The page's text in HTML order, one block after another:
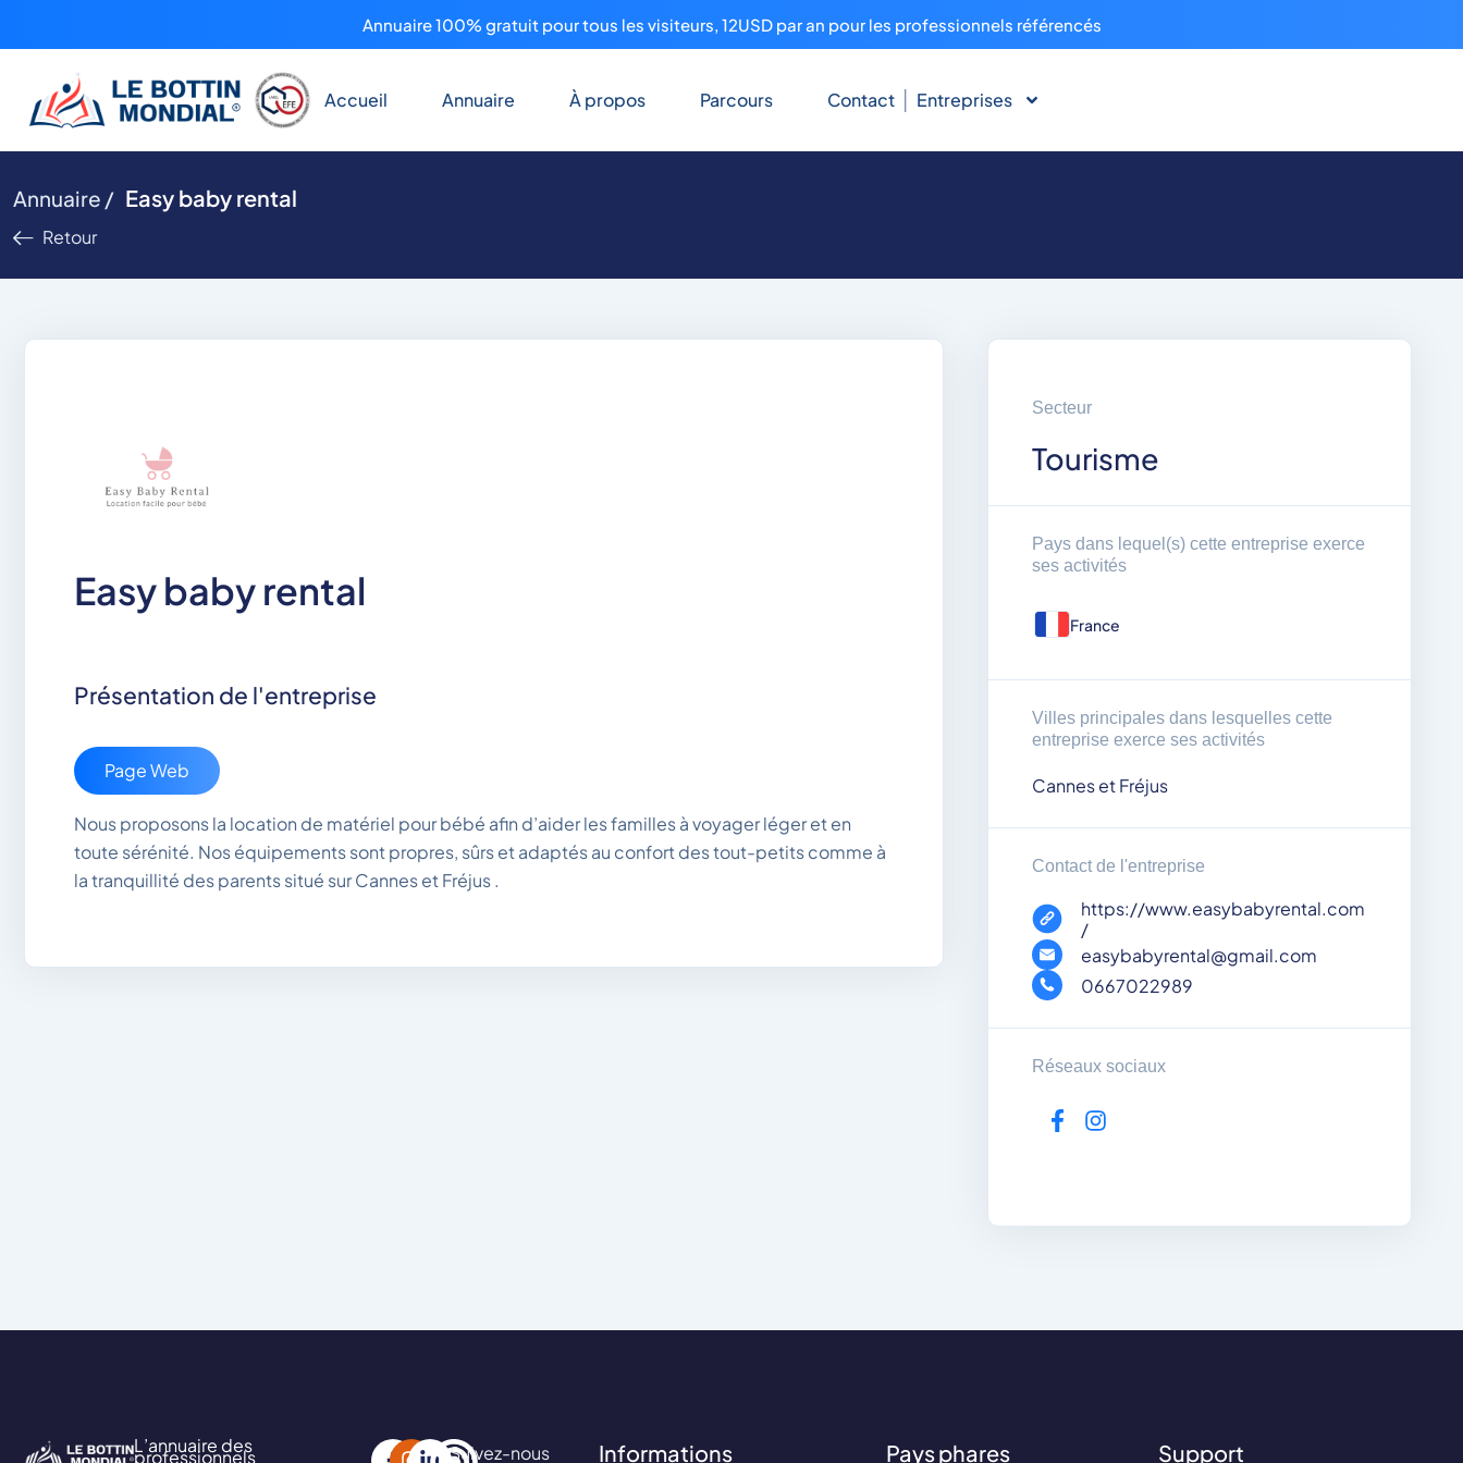
Annuaire 100% gratuit pour tous les visiteurs, 12USD par an pour les professionnels référencés
Accueil Annuaire À propos Parcours Contact Entreprises
Annuaire / Easy baby rental
Retour
Easy baby rental
Présentation de l'entreprise
Page Web
Nous proposons la location de matériel pour bébé afin d’aider les familles à voyager léger et en
toute sérénité. Nos équipements sont propres, sûrs et adaptés au confort des tout-petits comme à
la tranquillité des parents situé sur Cannes et Fréjus .
Secteur
Tourisme
Pays dans lequel(s) cette entreprise exerce
ses activités
France
Villes principales dans lesquelles cette
entreprise exerce ses activités
Cannes et Fréjus
Contact de l'entreprise
https://www.easybabyrental.com
/
easybabyrental@gmail.com
0667022989
Réseaux sociaux
L’annuaire des
professionnels Suivez-nous Informations Pays phares Support